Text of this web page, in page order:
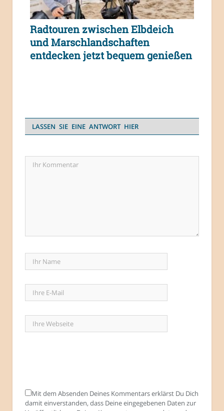
Radtouren zwischen Elbdeich
und Marschlandschaften
entdecken jetzt bequem genießen
LASSEN SIE EINE ANTWORT HIER
Mit dem Absenden Deines Kommentars erklärst Du Dich
damit einverstanden, dass Deine eingegebenen Daten zur